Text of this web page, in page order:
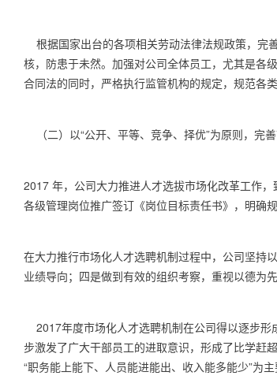
根据国家出台的各项相关劳动法律法规政策，完
核，防患于未然。加强对公司全体员工，尤其是各
合同法的同时，严格执行监管机构的规定，规范各类
（二）以“公开、平等、竞争、择优”为原则，完
2017 年，公司大力推进人才选拔市场化改革工作
各级管理岗位推广签订《岗位目标责任书》，明确
在大力推行市场化人才选聘机制过程中，公司坚持
业绩导向；四是做到有效的组织考察，重视以德为
2017年度市场化人才选聘机制在公司得以逐步
步激发了广大干部员工的进取意识，形成了比学赶
“职务能上能下、人员能进能出、收入能多能少”为